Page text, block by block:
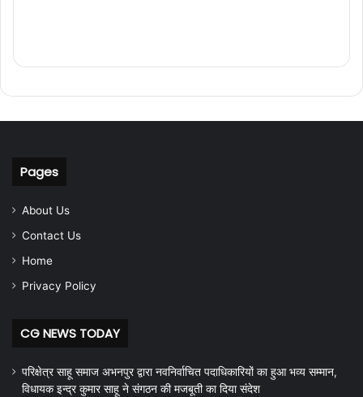
Pages
About Us
Contact Us
Home
Privacy Policy
CG NEWS TODAY
परिक्षेत्र साहू समाज अभनपुर द्वारा नवनिर्वाचित पदाधिकारियों का हुआ भव्य सम्मान,
विधायक इन्द्र कुमार साहू ने संगठन की मजबूती का दिया संदेश